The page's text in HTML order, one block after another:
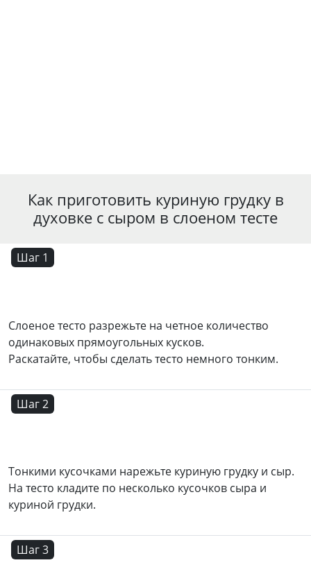
Как приготовить куриную грудку в
духовке с сыром в слоеном тесте
Шаг 1
Слоеное тесто разрежьте на четное количество
одинаковых прямоугольных кусков.
Раскатайте, чтобы сделать тесто немного тонким.
Шаг 2
Тонкими кусочками нарежьте куриную грудку и сыр.
На тесто кладите по несколько кусочков сыра и
куриной грудки.
Шаг 3